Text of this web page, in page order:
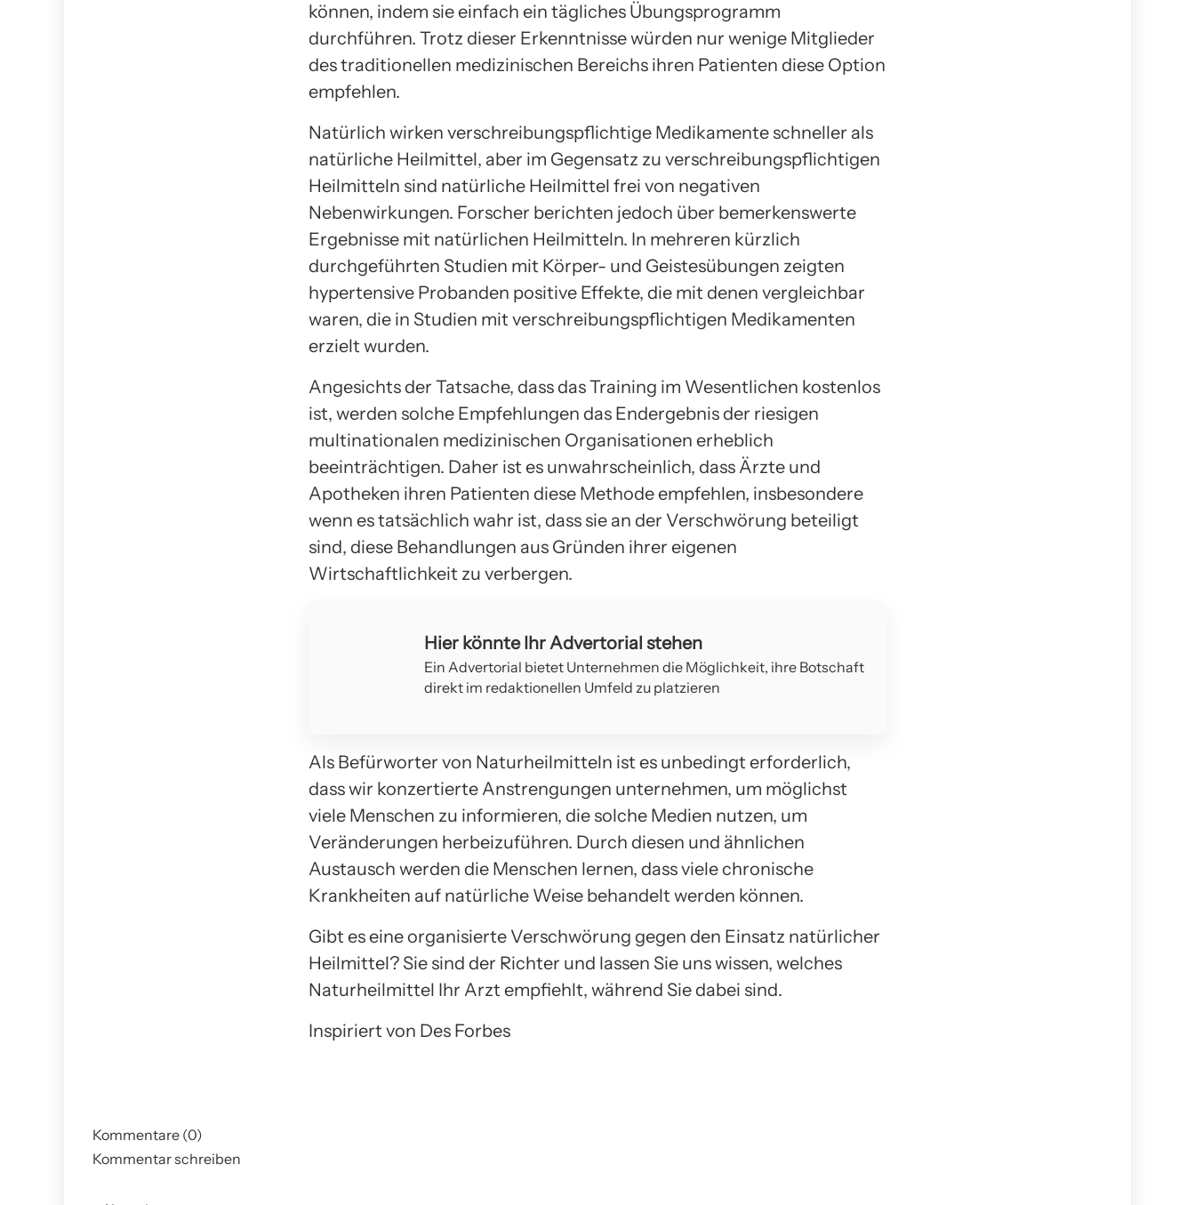
können, indem sie einfach ein tägliches Übungsprogramm
durchführen. Trotz dieser Erkenntnisse würden nur wenige Mitglieder
des traditionellen medizinischen Bereichs ihren Patienten diese Option
empfehlen.
Natürlich wirken verschreibungspflichtige Medikamente schneller als
natürliche Heilmittel, aber im Gegensatz zu verschreibungspflichtigen
Heilmitteln sind natürliche Heilmittel frei von negativen
Nebenwirkungen. Forscher berichten jedoch über bemerkenswerte
Ergebnisse mit natürlichen Heilmitteln. In mehreren kürzlich
durchgeführten Studien mit Körper- und Geistesübungen zeigten
hypertensive Probanden positive Effekte, die mit denen vergleichbar
waren, die in Studien mit verschreibungspflichtigen Medikamenten
erzielt wurden.
Angesichts der Tatsache, dass das Training im Wesentlichen kostenlos
ist, werden solche Empfehlungen das Endergebnis der riesigen
multinationalen medizinischen Organisationen erheblich
beeinträchtigen. Daher ist es unwahrscheinlich, dass Ärzte und
Apotheken ihren Patienten diese Methode empfehlen, insbesondere
wenn es tatsächlich wahr ist, dass sie an der Verschwörung beteiligt
sind, diese Behandlungen aus Gründen ihrer eigenen
Wirtschaftlichkeit zu verbergen.
Hier könnte Ihr Advertorial stehen
Ein Advertorial bietet Unternehmen die Möglichkeit, ihre Botschaft
direkt im redaktionellen Umfeld zu platzieren
Als Befürworter von Naturheilmitteln ist es unbedingt erforderlich,
dass wir konzertierte Anstrengungen unternehmen, um möglichst
viele Menschen zu informieren, die solche Medien nutzen, um
Veränderungen herbeizuführen. Durch diesen und ähnlichen
Austausch werden die Menschen lernen, dass viele chronische
Krankheiten auf natürliche Weise behandelt werden können.
Gibt es eine organisierte Verschwörung gegen den Einsatz natürlicher
Heilmittel? Sie sind der Richter und lassen Sie uns wissen, welches
Naturheilmittel Ihr Arzt empfiehlt, während Sie dabei sind.
Inspiriert von Des Forbes
Kommentare (0)
Kommentar schreiben